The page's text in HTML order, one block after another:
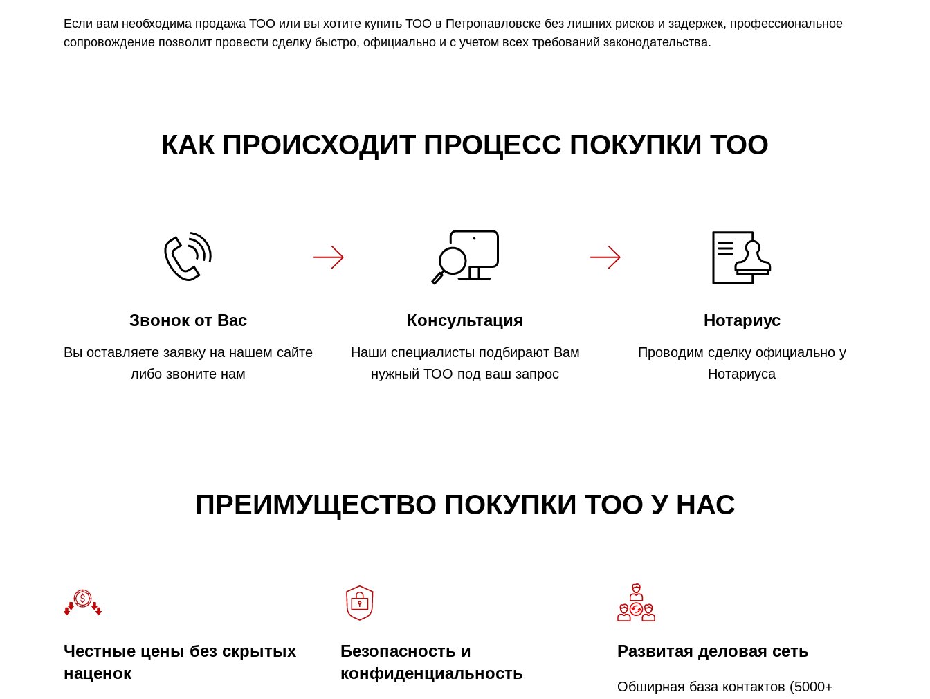
Если вам необходима продажа ТОО или вы хотите купить ТОО в Петропавловске без лишних рисков и задержек, профессиональное
сопровождение позволит провести сделку быстро, официально и с учетом всех требований законодательства.
КАК ПРОИСХОДИТ ПРОЦЕСС ПОКУПКИ ТОО
Звонок от Вас
Вы оставляете заявку на нашем сайте
либо звоните нам
Консультация
Наши специалисты подбирают Вам
нужный ТОО под ваш запрос
Нотариус
Проводим сделку официально у
Нотариуса
ПРЕИМУЩЕСТВО ПОКУПКИ ТОО У НАС
Честные цены без скрытых
наценок
Безопасность и
конфиденциальность
Развитая деловая сеть
Обширная база контактов (5000+